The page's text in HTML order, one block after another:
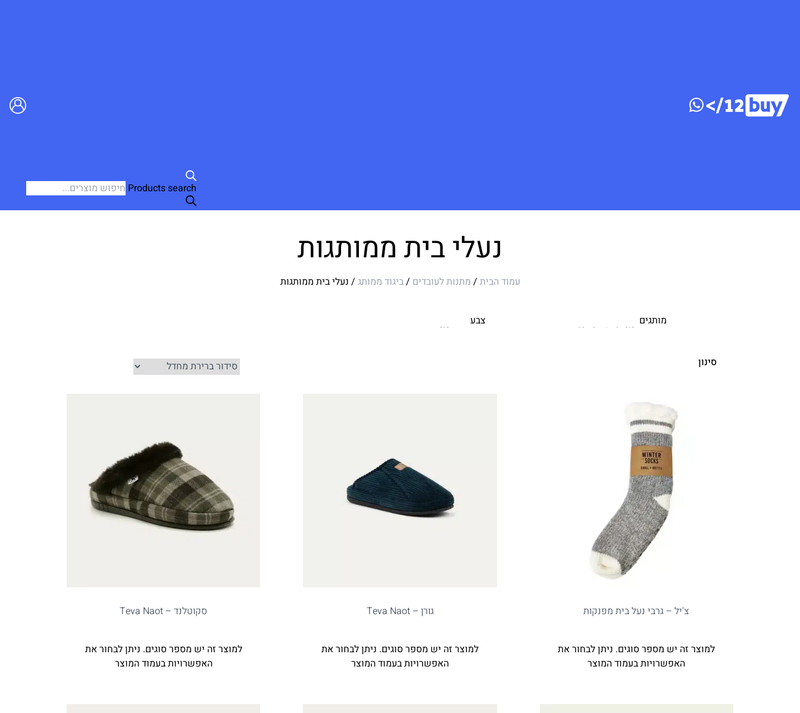
Products search
נעלי בית ממותגות
עמוד הבית / מתנות לעובדים /ביגוד ממותג / נעלי בית ממותגות
מותגים צבע
סינון
צ'יל – גרבי נעל בית מפנקות
למוצר זה יש מספר סוגים. ניתן לבחור את
האפשרויות בעמוד המוצר
גורן – Teva Naot
למוצר זה יש מספר סוגים. ניתן לבחור את
האפשרויות בעמוד המוצר
סקוטלנד – Teva Naot
למוצר זה יש מספר סוגים. ניתן לבחור את
האפשרויות בעמוד המוצר